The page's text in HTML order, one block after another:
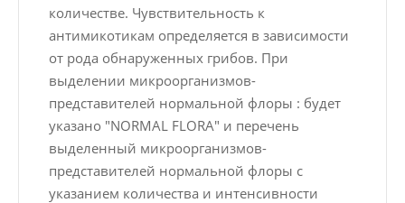
количестве. Чувствительность к
антимикотикам определяется в зависимости
от рода обнаруженных грибов. При
выделении микроорганизмов-
представителей нормальной флоры : будет
указано "NORMAL FLORA" и перечень
выделенный микроорганизмов-
представителей нормальной флоры с
указанием количества и интенсивности